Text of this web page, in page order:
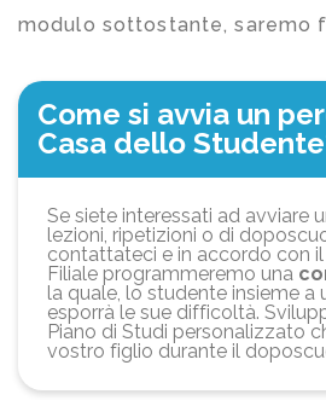
modulo sottostante, saremo
Come si avvia un
Casa dello
Se siete interessati ad avviare
lezioni, ripetizioni o di
contattateci e in accordo con
Filiale programmeremo una
la quale, lo studente insieme a
esporrà le sue difficoltà.
Piano di Studi personalizzato
vostro figlio durante il